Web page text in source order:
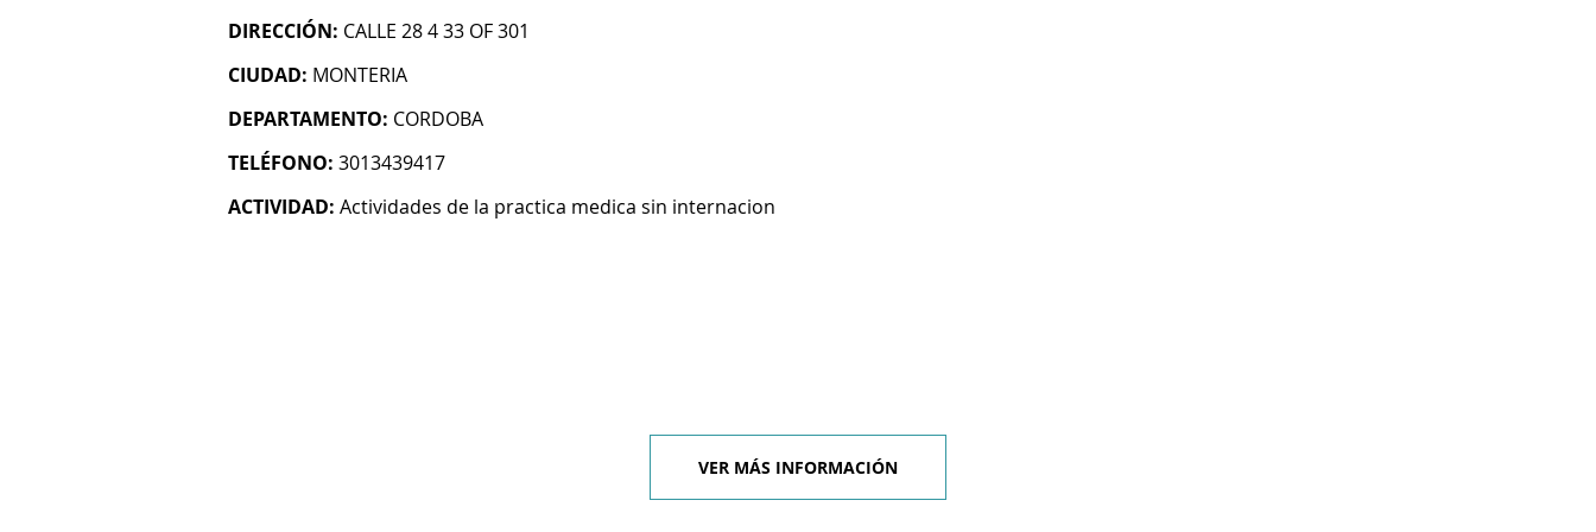
DIRECCIÓN: CALLE 28 4 33 OF 301
CIUDAD: MONTERIA
DEPARTAMENTO: CORDOBA
TELÉFONO: 3013439417
ACTIVIDAD: Actividades de la practica medica sin internacion
VER MÁS INFORMACIÓN